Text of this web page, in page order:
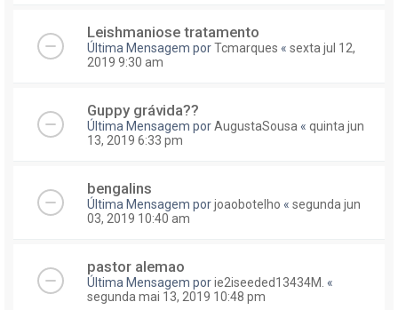
Leishmaniose tratamento
Última Mensagem porTcmarques « sexta jul 12,
2019 9:30 am
Guppy grávida??
Última Mensagem porAugustaSousa « quinta jun
13, 2019 6:33 pm
bengalins
Última Mensagem porjoaobotelho « segunda jun
03, 2019 10:40 am
pastor alemao
Última Mensagem porie2iseeded13434M. «
segunda mai 13, 2019 10:48 pm